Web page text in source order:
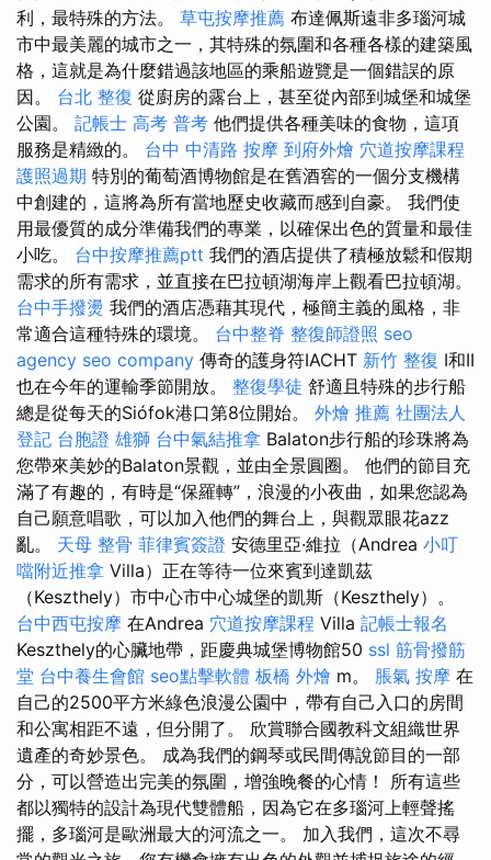
利，最特殊的方法。 草屯按摩推薦 布達佩斯遠非多瑙河城
市中最美麗的城市之一，其特殊的氛圍和各種各樣的建築風
格，這就是為什麼錯過該地區的乘船遊覽是一個錯誤的原
因。 台北 整復 從廚房的露台上，甚至從內部到城堡和城堡
公園。 記帳士 高考 普考 他們提供各種美味的食物，這項
服務是精緻的。 台中 中清路 按摩 到府外燴 穴道按摩課程
護照過期 特別的葡萄酒博物館是在舊酒窖的一個分支機構
中創建的，這將為所有當地歷史收藏而感到自豪。 我們使
用最優質的成分準備我們的專業，以確保出色的質量和最佳
小吃。 台中按摩推薦ptt 我們的酒店提供了積極放鬆和假期
需求的所有需求，並直接在巴拉頓湖海岸上觀看巴拉頓湖。
台中手撥燙 我們的酒店憑藉其現代，極簡主義的風格，非
常適合這種特殊的環境。 台中整脊 整復師證照 seo
agency seo company 傳奇的護身符IACHT 新竹 整復 I和II
也在今年的運輸季節開放。 整復學徒 舒適且特殊的步行船
總是從每天的Siófok港口第8位開始。 外燴 推薦 社團法人
登記 台胞證 雄獅 台中氣結推拿 Balaton步行船的珍珠將為
您帶來美妙的Balaton景觀，並由全景圓圈。 他們的節目充
滿了有趣的，有時是“保羅轉”，浪漫的小夜曲，如果您認為
自己願意唱歌，可以加入他們的舞台上，與觀眾眼花azz
亂。 天母 整骨 菲律賓簽證 安德里亞·維拉（Andrea 小叮
噹附近推拿 Villa）正在等待一位來賓到達凱茲
（Keszthely）市中心市中心城堡的凱斯（Keszthely）。
台中西屯按摩 在Andrea 穴道按摩課程 Villa 記帳士報名
Keszthely的心臟地帶，距慶典城堡博物館50 ssl 筋骨撥筋
堂 台中養生會館 seo點擊軟體 板橋 外燴 m。 脹氣 按摩 在
自己的2500平方米綠色浪漫公園中，帶有自己入口的房間
和公寓相距不遠，但分開了。 欣賞聯合國教科文組織世界
遺產的奇妙景色。 成為我們的鋼琴或民間傳說節目的一部
分，可以營造出完美的氛圍，增強晚餐的心情！ 所有這些
都以獨特的設計為現代雙體船，因為它在多瑙河上輕聲搖
擺，多瑙河是歐洲最大的河流之一。 加入我們，這次不尋